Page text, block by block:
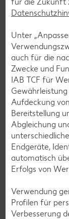
Wer auf Gluten
Vielfalt und
die nicht nur
Unter
auch für die
Zwecke und
IAB TCF für
Aufdeckung
Bereitstellung
Abgleichung
Endgeräte,
automatisch
Erfolgs von
Verwendung
Profilen für
Verbesserung